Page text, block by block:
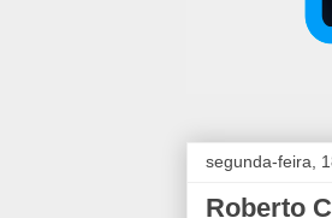
segunda-feira,
Roberto